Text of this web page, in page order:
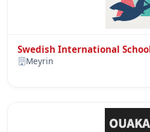
Swedish International
Meyrin